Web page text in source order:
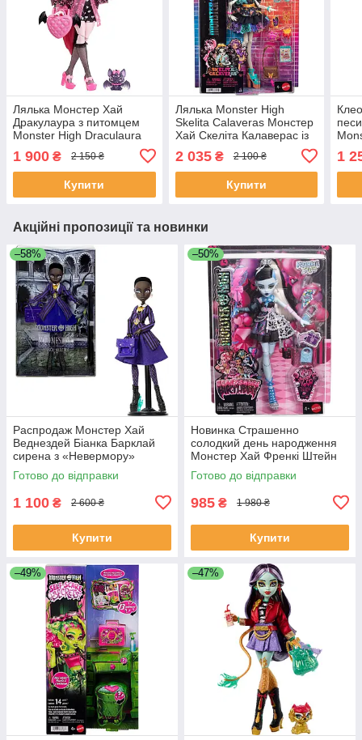
Лялька Монстер Хай
Дракулаура з питомцем
Monster High Draculaura
1 900 ₴ 2 150 ₴
Купити
Лялька Monster High
Skelita Calaveras Монстер
Хай Скеліта Калаверас із
вихованцем 3 м'яка хвиля
2 035₴ 2 100 ₴
Купити
1
Акційні пропозиції та новинки
–58%
Распродаж Монстер Хай
Веднездей Біанка Барклай
сирена з «Невермору»
Monster High x Wednesday:
Bianca Barclay JDR71
Готово до відправки
1 100 ₴ 2 600 ₴
Купити
–50%
Новинка Страшенно
солодкий день народження
Монстер Хай Френкі Штейн
Monster High Scary Sweet
Birthday
Готово до відправки
985 ₴ 1 980 ₴
Купити
–49% –47%